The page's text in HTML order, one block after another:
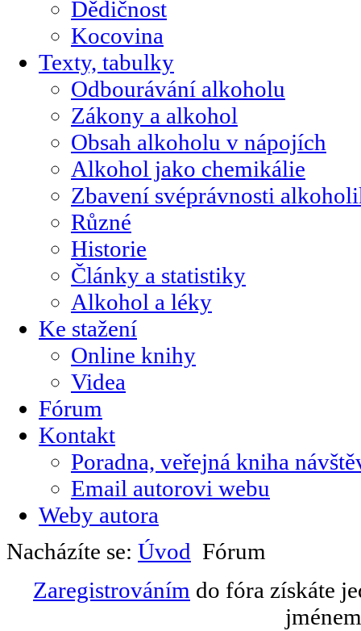
Dědičnost
Kocovina
Texty, tabulky
Odbourávání alkoholu
Zákony a alkohol
Obsah alkoholu v nápojích
Alkohol jako chemikálie
Zbavení svéprávnosti
Různé
Historie
Články a statistiky
Alkohol a léky
Ke stažení
Online knihy
Videa
Fórum
Kontakt
Poradna, veřejná kniha
Email autorovi webu
Weby autora
Nacházíte se: Úvod Fórum
Zaregistrováním do fóra získáte